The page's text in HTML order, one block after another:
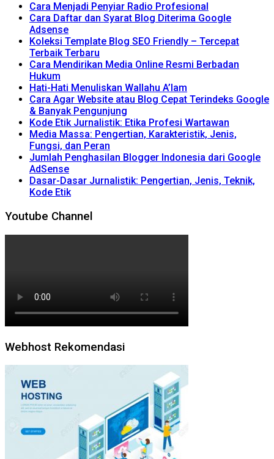
Cara Menjadi Penyiar Radio Profesional
Cara Daftar dan Syarat Blog Diterima Google
Adsense
Koleksi Template Blog SEO Friendly – Tercepat
Terbaik Terbaru
Cara Mendirikan Media Online Resmi Berbadan
Hukum
Hati-Hati Menuliskan Wallahu A’lam
Cara Agar Website atau Blog Cepat Terindeks Google
& Banyak Pengunjung
Kode Etik Jurnalistik: Etika Profesi Wartawan
Media Massa: Pengertian, Karakteristik, Jenis,
Fungsi, dan Peran
Jumlah Penghasilan Blogger Indonesia dari Google
AdSense
Dasar-Dasar Jurnalistik: Pengertian, Jenis, Teknik,
Kode Etik
Youtube Channel
Webhost Rekomendasi